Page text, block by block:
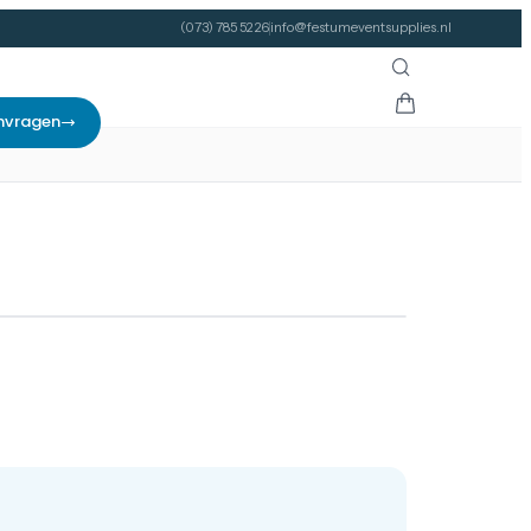
(073) 785 52 26info@festumeventsupplies.nl